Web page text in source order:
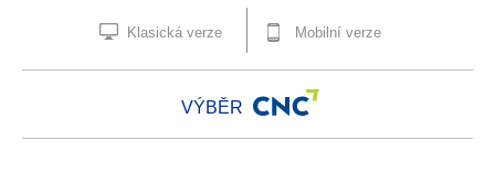
Klasická verze Mobilní verze
VÝBĚR